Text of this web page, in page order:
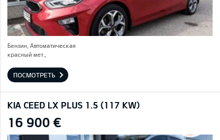
Бензин, Автоматическая
красный мет.,
ПОСМОТРЕТЬ
KIA CEED LX PLUS 1.5 (117 KW)
16 900 €